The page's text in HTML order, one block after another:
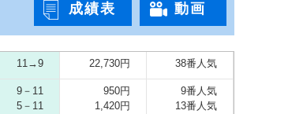
成績表 動画
11→9 22,730円 38番人気
9－11
5－11
950円
1,420円
9番人気
13番人気